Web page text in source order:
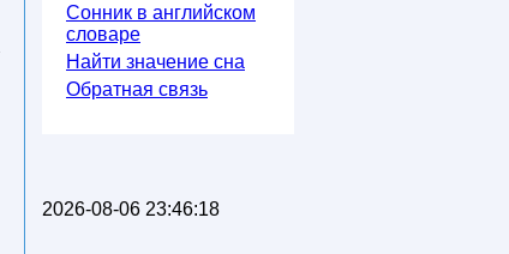
Сонник в английском
словаре
Найти значение сна
Обратная связь
2026-08-06 23:46:18